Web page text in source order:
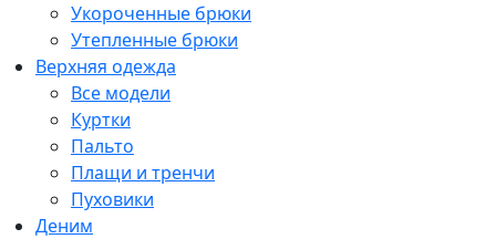
Укороченные брюки
Утепленные брюки
Верхняя одежда
Все модели
Куртки
Пальто
Плащи и тренчи
Пуховики
Деним